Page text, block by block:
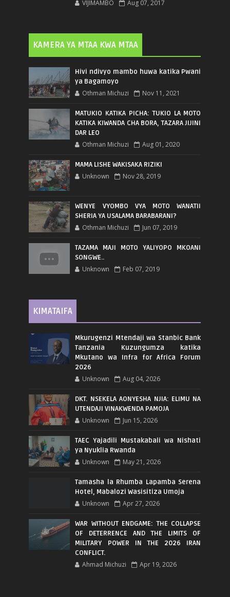
VIJIMAMBO Aug 07, 2017
KAMERA YA MTAA KWA MTAA
Hivi ndivyo mambo huwa katika Pwani
ya Bagamoyo
Othman Michuzi Nov 11, 2021
MATUKIO KATIKA PICHA: TUKIO LA MOTO
KATIKA KIWANDA CHA BORA, TAZARA JIJINI
DAR LEO
Othman Michuzi Aug 01, 2020
MAMA LISHE WAKISAKA RIZIKI
Unknown Nov 28, 2019
WENYE VYOMBO VYA MOTO WANATII
SHERIA YA USALAMA BARABARANI?
Othman Michuzi Jun 07, 2019
TAZAMA MAJI MOTO YALIYOPO MKOANI
SONGWE..
Unknown Feb 07, 2019
KIMATAIFA
Mkurugenzi Mtendaji wa Stanbic Bank
Tanzania Kuzungumza katika
Mkutano wa Infra for Africa Forum
2026
Unknown Aug 04, 2026
DKT. NSEKELA AONYESHA NJIA: ELIMU NA
UTENDAJI VINAKWENDA PAMOJA
Unknown Jun 15, 2026
TAEC Yajadili Mustakabali wa Nishati
ya Nyuklia Rwanda
Unknown May 21, 2026
Tamasha la Rhumba Lapamba Serena
Hotel, Mabalozi Wasisitiza Umoja
Unknown Apr 27, 2026
WAR WITHOUT ENDGAME: THE COLLAPSE
OF DETERRENCE AND THE LIMITS OF
MILITARY POWER IN THE 2026 IRAN
CONFLICT.
Ahmad Michuzi Apr 19, 2026